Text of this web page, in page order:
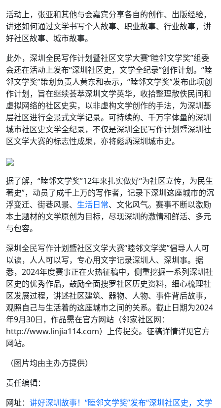
活动上，张亚和其他与会嘉宾分享各自的创作、出版经验，
讲述如何通过文学书写个人故事、职业故事、行业故事，讲
好社区故事、城市故事。
此外，深圳全民写作计划暨社区文学大赛“睦邻文学奖”组委
会还在活动上发布“深圳社区史，文学全纪录”创作计划。“睦
邻文学奖”策划负责人黄东和表示，“睦邻文学奖”发布此项创
作计划，旨在继续荟萃深圳文学英华，收拾整理散佚民间和
虚拟网络的社区史实，以非虚构文学创作的手法，为深圳基
层社区进行全景式文学记录。可持续的、千万字体量的深圳
城市社区史文学全纪录，不仅是深圳全民写作计划暨深圳社
区文学大赛的标志性成果，亦将彪炳深圳城市史。
据了解，“睦邻文学奖”12年来扎实做好“为社区立传，为民生
著史”，动员了成千上万的写作者，记录下深圳这座城市的沉
浮变迁、街巷风景、 生活日常、文化风气。赛事不断以激励
本土题材的文学原创为目标，尽现深圳的激情和鲜活、多元
与包容。
深圳全民写作计划暨社区文学大赛“睦邻文学奖”倡导人人可
以读，人人可以写，专心用文字记录深圳人、深圳事。据
悉，2024年度赛事正在火热征稿中，侧重挖掘一系列深圳社
区史的优秀作品，鼓励全面搜罗社区历史资料，细心梳理社
区发展过程，讲述社区建筑、器物、人物、事件背后故事，
观照自己与生活着的这座城市之间的关系。截止日期为2024
年9月30日，作品需在官方网站（邻家社区网：
http://www.linjia114.com）上传提交。征稿详情详见官方
网站。
（图片均由主办方提供）
责任编辑：
网址： 讲好深圳故事！“睦邻文学奖”发布“深圳社区史，文学